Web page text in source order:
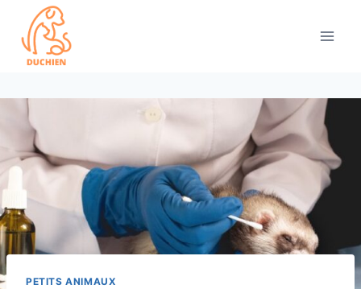
content
PETITS ANIMAUX